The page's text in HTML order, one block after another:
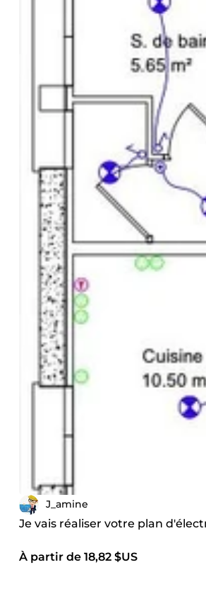
J_amine
Je vais réaliser votre plan
À partir de 18,82 $US